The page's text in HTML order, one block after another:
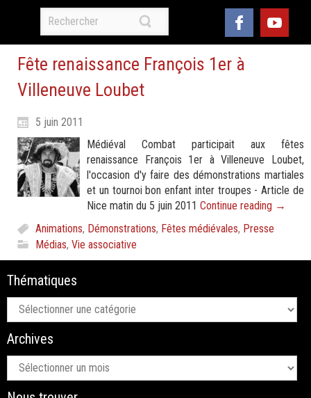
Fête renaissance François 1er à
Villeneuve Loubet
5 juin 2011
Médiéval Combat participait aux fêtes
renaissance François 1er à Villeneuve Loubet,
l'occasion d'y faire des démonstrations martiales
et un tournoi bon enfant inter troupes - Article de
Nice matin du 5 juin 2011 Continue reading →
Animations, Démonstrations, Fêtes médiévales, Presse
Médias, Vie associative
Thématiques
Thématiques
Archives
Archives